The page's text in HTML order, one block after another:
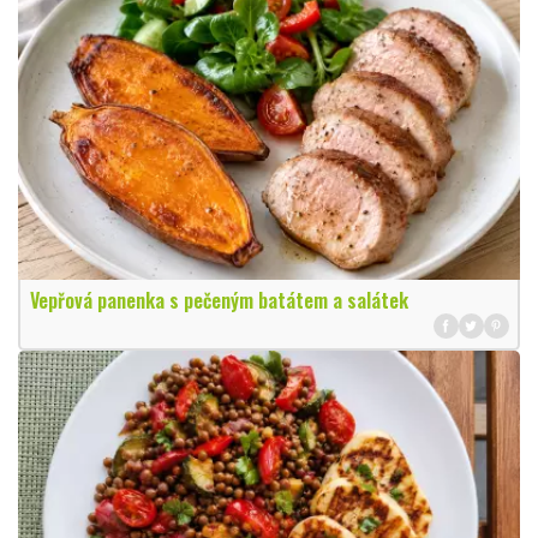
Vepřová panenka s pečeným batátem a salátek